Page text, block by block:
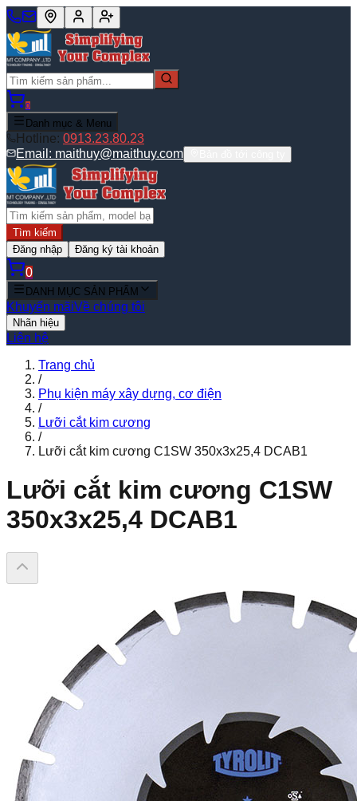
0
Danh mục & Menu
Hotline: 0913.23.80.23
Email: maithuy@maithuy.com
Tìm kiếm
Đăng nhập
Đăng ký tài khoản
0
DANH MỤC SẢN PHẨM
Khuyến mãiVề chúng tôi
Nhãn hiệu
Liên hệ
Trang chủ
/
Phụ kiện máy xây dựng, cơ điện
/
Lưỡi cắt kim cương
/
Lưỡi cắt kim cương C1SW 350x3x25,4 DCAB1
Lưỡi cắt kim cương C1SW
350x3x25,4 DCAB1